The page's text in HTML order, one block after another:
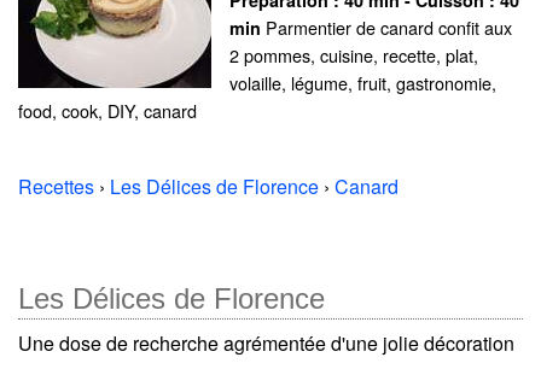
min Parmentier de canard confit aux
2 pommes, cuisine, recette, plat,
volaille, légume, fruit, gastronomie,
food, cook, DIY, canard
Recettes › Les Délices de Florence › Canard
Les Délices de Florence
Une dose de recherche agrémentée d'une jolie décoration